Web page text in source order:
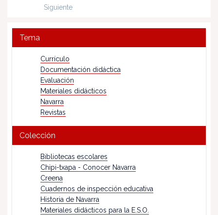
Siguiente
Tema
Currículo
Documentación didáctica
Evaluación
Materiales didácticos
Navarra
Revistas
Colección
Bibliotecas escolares
Chipi-txapa - Conocer Navarra
Creena
Cuadernos de inspección educativa
Historia de Navarra
Materiales didácticos para la E.S.O.